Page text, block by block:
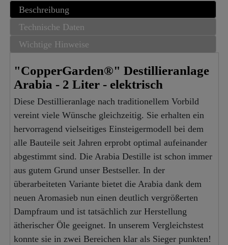
Beschreibung
Technische Daten
Wichtige Hinweise
"CopperGarden®" Destillieranlage
Arabia - 2 Liter - elektrisch
Diese Destillieranlage nach traditionellem Vorbild
vereint viele Wünsche gleichzeitig. Sie erhalten ein
hervorragend vielseitiges Einsteigermodell bei dem
alle Bauteile seit Jahren erprobt optimal aufeinander
abgestimmt sind. Die Arabia Destille ist schon immer
aus gutem Grund unser Bestseller. In der
überarbeiteten Variante bietet die Arabia dank dem
neuen Aromasieb nun einen deutlich vergrößerten
Dampfraum und ist tatsächlich zur Herstellung
ätherischer Öle geeignet. In unserem Vergleichstest
konnte sie in zwei Bereichen klar als Sieger punkten!